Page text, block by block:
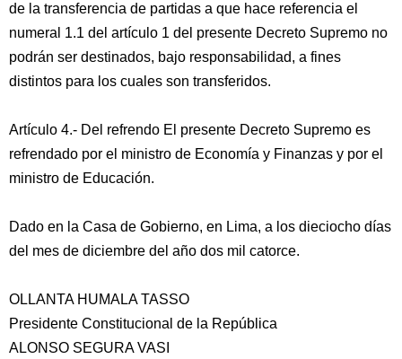
de la transferencia de partidas a que hace referencia el
numeral 1.1 del artículo 1 del presente Decreto Supremo no
podrán ser destinados, bajo responsabilidad, a fines
distintos para los cuales son transferidos.
Artículo 4.- Del refrendo El presente Decreto Supremo es
refrendado por el ministro de Economía y Finanzas y por el
ministro de Educación.
Dado en la Casa de Gobierno, en Lima, a los dieciocho días
del mes de diciembre del año dos mil catorce.
OLLANTA HUMALA TASSO
Presidente Constitucional de la República
ALONSO SEGURA VASI